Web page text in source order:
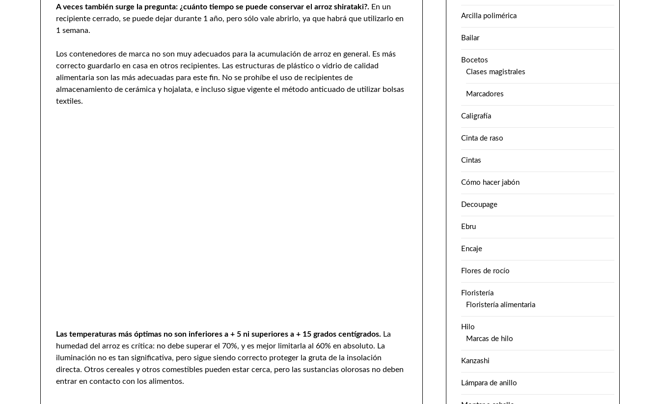
A veces también surge la pregunta: ¿cuánto tiempo se puede conservar el arroz shirataki?. En un
recipiente cerrado, se puede dejar durante 1 año, pero sólo vale abrirlo, ya que habrá que utilizarlo en
1 semana.
Los contenedores de marca no son muy adecuados para la acumulación de arroz en general. Es más
correcto guardarlo en casa en otros recipientes. Las estructuras de plástico o vidrio de calidad
alimentaria son las más adecuadas para este fin. No se prohíbe el uso de recipientes de
almacenamiento de cerámica y hojalata, e incluso sigue vigente el método anticuado de utilizar bolsas
textiles.
Las temperaturas más óptimas no son inferiores a + 5 ni superiores a + 15 grados centígrados. La
humedad del arroz es crítica: no debe superar el 70%, y es mejor limitarla al 60% en absoluto. La
iluminación no es tan significativa, pero sigue siendo correcto proteger la gruta de la insolación
directa. Otros cereales y otros comestibles pueden estar cerca, pero las sustancias olorosas no deben
entrar en contacto con los alimentos.
Arcilla polimérica
Bailar
Bocetos
Clases magistrales
Marcadores
Caligrafía
Cinta de raso
Cintas
Cómo hacer jabón
Decoupage
Ebru
Encaje
Flores de rocío
Floristería
Floristería alimentaria
Hilo
Marcas de hilo
Kanzashi
Lámpara de anillo